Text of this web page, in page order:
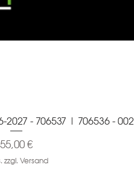
2027 - 706537 | 706536 - 002
Preis
55,00 €
zzgl. Versand